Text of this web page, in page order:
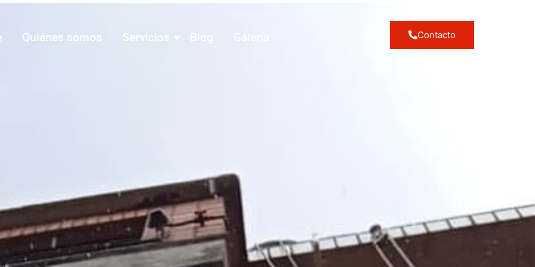
Quiénes somos Servicios Blog Contacto